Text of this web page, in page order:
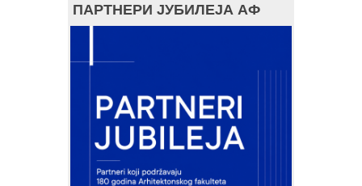
ПАРТНЕРИ ЈУБИЛЕЈА АФ